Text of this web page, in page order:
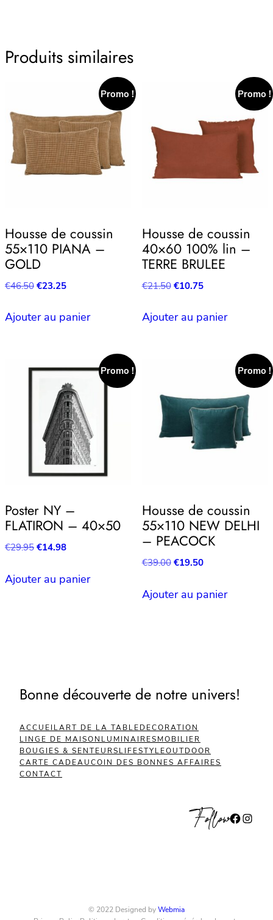
Produits similaires
Promo !
Housse de coussin
55×110 PIANA –
GOLD
€46.50Le
initial
€23.25Le
actuel
Ajouter au panier
Promo !
Housse de coussin
40×60 100% lin –
TERRE BRULEE
€21.50 Le
initial
€10.75Le
actuel
Ajouter au panier
Promo !
Poster NY –
FLATIRON – 40×50
€29.95Le
initial
€14.98Le
actuel
Ajouter au panier
Promo !
Housse de coussin
55×110 NEW DELHI
– PEACOCK
€39.00 Le
initial
€19.50Le
actuel
Ajouter au panier
Bonne découverte de notre univers!
ACCUEILART DE LA TABLEDECORATION
LINGE DE MAISON LUMINAIRESMOBILIER
BOUGIES & SENTEURSLIFESTYLEOUTDOOR
CARTE CADEAUCOIN DES BONNES AFFAIRES
CONTACT
FollowFacebook Instagram
© 2022 Designed byWebmia